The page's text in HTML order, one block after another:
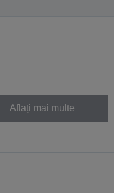
Aflați mai multe